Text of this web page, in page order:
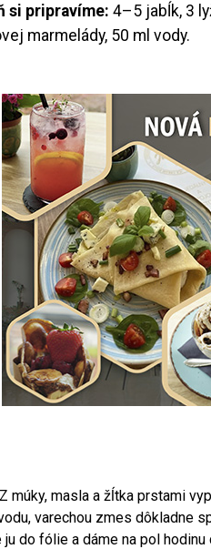
si pripravíme: 4–5 jabĺk, 3
marmelády, 50 ml vody.
Z múky, masla a žĺtka prstami
varechou zmes dôkladne
ju do fólie a dáme na pol hodinu